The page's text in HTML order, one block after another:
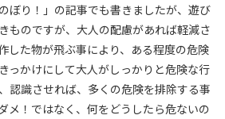
ぼり！」の記事でも書きましたが、遊び
ものですが、大人の配慮があれば軽減さ
した物が飛ぶ事により、ある程度の危険
っかけにして大人がしっかりと危険な行
認識させれば、多くの危険を排除する事
メ！ではなく、何をどうしたら危ないの